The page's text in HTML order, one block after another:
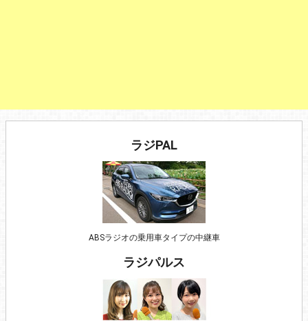
ラジPAL
ABSラジオの乗用車タイプの中継車
ラジパルス